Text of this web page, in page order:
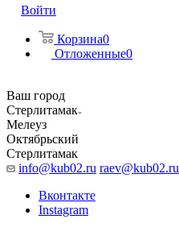
Войти
Корзина0
Отложенные0
Ваш город
Стерлитамак
Мелеуз
Октябрьский
Стерлитамак
info@kub02.ru raev@kub02.ru
Вконтакте
Instagram